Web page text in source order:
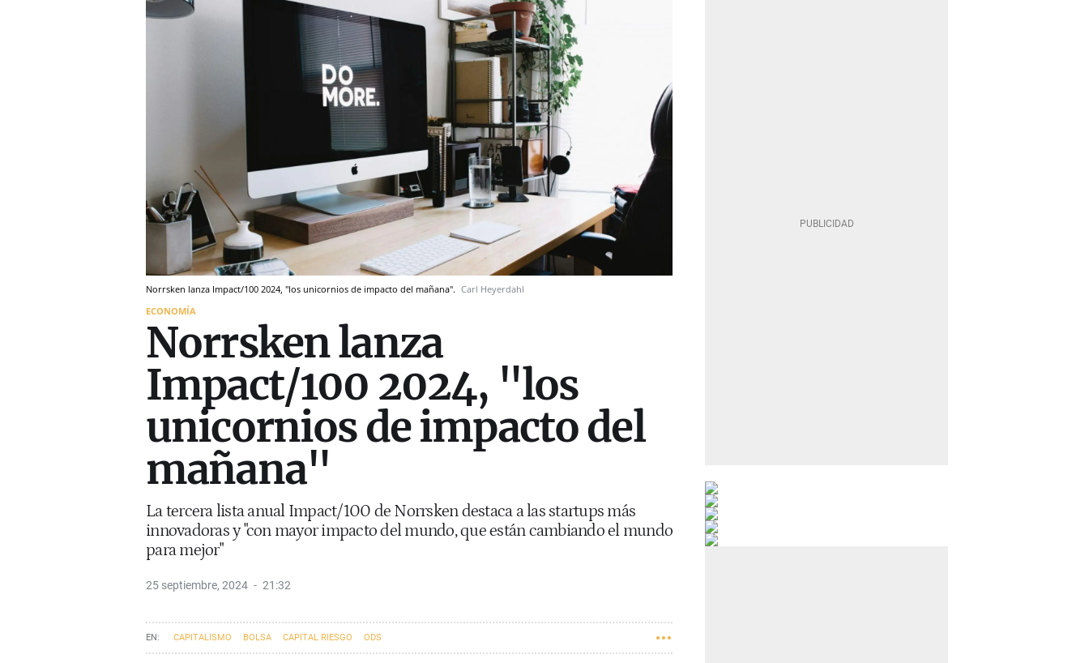
Norrsken lanza Impact/100 2024, "los unicornios de impacto del mañana". Carl Heyerdahl
ECONOMÍA
Norrsken lanza
Impact/100 2024, "los
unicornios de impacto del
mañana"
La tercera lista anual Impact/100 de Norrsken destaca a las startups más
innovadoras y "con mayor impacto del mundo, que están cambiando el mundo
para mejor"
25 septiembre, 2024 21:32
CAPITALISMO BOLSA CAPITAL RIESGO ODS